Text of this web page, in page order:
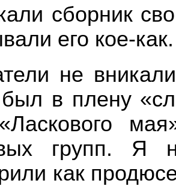
сборник
его кое-как.
не
в плену
«Ласкового
групп. Я
как